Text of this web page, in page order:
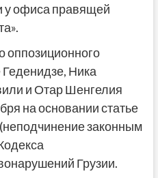
у офиса правящей
оппозиционного
Ника
и Отар Шенгелия
на основании статье
законным
Грузии.